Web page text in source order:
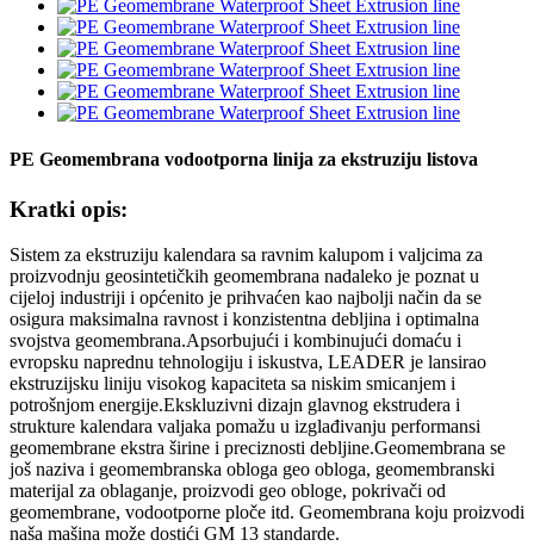
PE Geomembrana vodootporna linija za ekstruziju listova
Kratki opis:
Sistem za ekstruziju kalendara sa ravnim kalupom i valjcima za
proizvodnju geosintetičkih geomembrana nadaleko je poznat u
cijeloj industriji i općenito je prihvaćen kao najbolji način da se
osigura maksimalna ravnost i konzistentna debljina i optimalna
svojstva geomembrana.Apsorbujući i kombinujući domaću i
evropsku naprednu tehnologiju i iskustva, LEADER je lansirao
ekstruzijsku liniju visokog kapaciteta sa niskim smicanjem i
potrošnjom energije.Ekskluzivni dizajn glavnog ekstrudera i
strukture kalendara valjaka pomažu u izglađivanju performansi
geomembrane ekstra širine i preciznosti debljine.Geomembrana se
još naziva i geomembranska obloga geo obloga, geomembranski
materijal za oblaganje, proizvodi geo obloge, pokrivači od
geomembrane, vodootporne ploče itd. Geomembrana koju proizvodi
naša mašina može dostići GM 13 standarde.